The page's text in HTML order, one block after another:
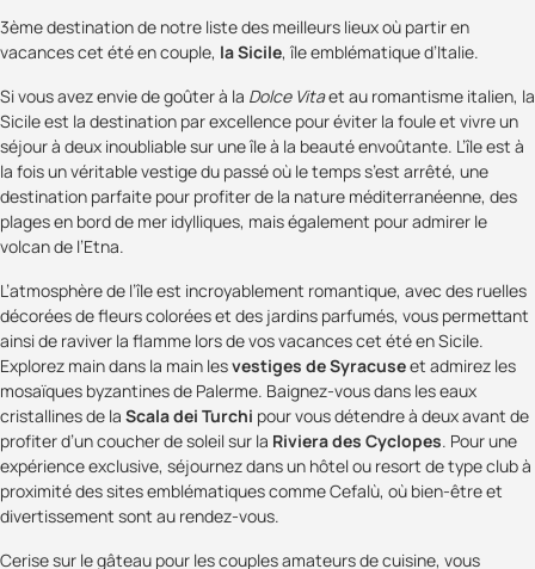
3ème destination de notre liste des meilleurs lieux où partir en
vacances cet été en couple, la Sicile, île emblématique d’Italie.
Si vous avez envie de goûter à la Dolce Vitaet au romantisme italien, la
Sicile est la destination par excellence pour éviter la foule et vivre un
séjour à deux inoubliable sur une île à la beauté envoûtante. L’île est à
la fois un véritable vestige du passé où le temps s’est arrêté, une
destination parfaite pour profiter de la nature méditerranéenne, des
plages en bord de mer idylliques, mais également pour admirer le
volcan de l’Etna.
L’atmosphère de l’île est incroyablement romantique, avec des ruelles
décorées de fleurs colorées et des jardins parfumés, vous permettant
ainsi de raviver la flamme lors de vos vacances cet été en Sicile.
Explorez main dans la main lesvestiges de Syracuseet admirez les
mosaïques byzantines de Palerme. Baignez-vous dans les eaux
cristallines de la Scala dei Turchi pour vous détendre à deux avant de
profiter d’un coucher de soleil sur la Riviera des Cyclopes. Pour une
expérience exclusive, séjournez dans un hôtel ou resort de type club à
proximité des sites emblématiques comme Cefalù, où bien-être et
divertissement sont au rendez-vous.
Cerise sur le gâteau pour les couples amateurs de cuisine, vous